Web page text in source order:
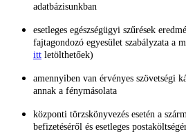
adatbázisunkban
esetleges egészségügyi szűrések
fajtagondozó egyesület szabályzata a
itt letölthetőek)
amennyiben van érvényes szövetségi
annak a fénymásolata
központi törzskönyvezés esetén a
befizetéséről és esetleges